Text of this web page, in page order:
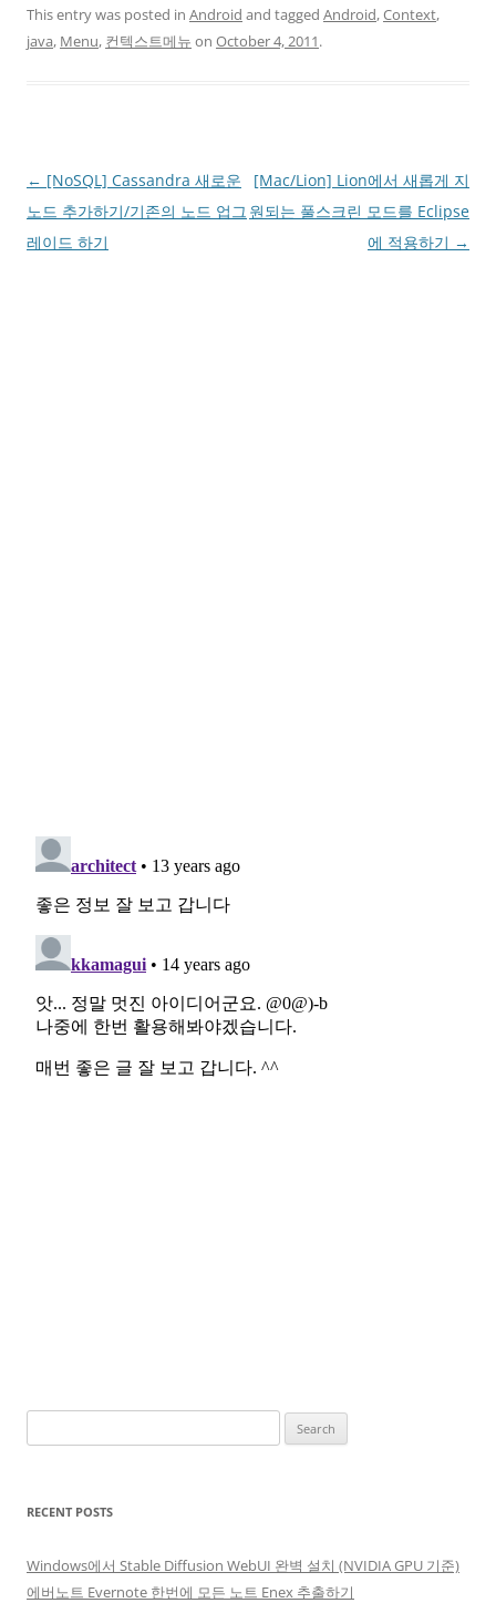
This entry was posted in Android and tagged Android,Context,
java, Menu, 컨텍스트메뉴 on October 4, 2011.
Post
navigation
← [NoSQL] Cassandra 새로운
노드 추가하기/기존의 노드 업그
레이드 하기
[Mac/Lion] Lion에서 새롭게 지
원되는 풀스크린 모드를 Eclipse
에 적용하기 →
for:
RECENT POSTS
Windows에서 Stable Diffusion WebUI 완벽 설치 (NVIDIA GPU 기준)
에버노트 Evernote 한번에 모든 노트 Enex 추출하기